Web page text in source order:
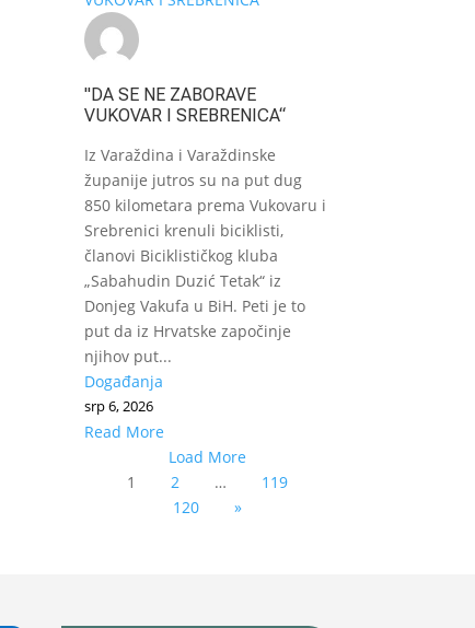
"DA SE NE ZABORAVE
VUKOVAR I SREBRENICA“
Iz Varaždina i Varaždinske
županije jutros su na put dug
850 kilometara prema Vukovaru i
Srebrenici krenuli biciklisti,
članovi Biciklističkog kluba
„Sabahudin Duzić Tetak“ iz
Donjeg Vakufa u BiH. Peti je to
put da iz Hrvatske započinje
njihov put...
Događanja
srp 6, 2026
Read More
Load More
1
2 …
119
120
»